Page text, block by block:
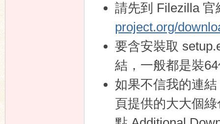
請先到 Filezilla
project.org/
要含安裝取
結，一般都是裝
如果不信我的連
頁提供的大大個